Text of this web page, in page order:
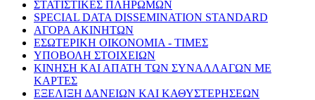
ΣΤΑΤΙΣΤΙΚΕΣ ΠΛΗΡΩΜΩΝ
SPECIAL DATA DISSEMINATION STANDARD
ΑΓΟΡΑ ΑΚΙΝΗΤΩΝ
ΕΣΩΤΕΡΙΚΗ ΟΙΚΟΝΟΜΙΑ - ΤΙΜΕΣ
ΥΠΟΒΟΛΗ ΣΤΟΙΧΕΙΩΝ
ΚΙΝΗΣΗ ΚΑΙ ΑΠΑΤΗ ΤΩΝ ΣΥΝΑΛΛΑΓΩΝ ΜΕ
ΚΑΡΤΕΣ
ΕΞΕΛΙΞΗ ΔΑΝΕΙΩΝ ΚΑΙ ΚΑΘΥΣΤΕΡΗΣΕΩΝ